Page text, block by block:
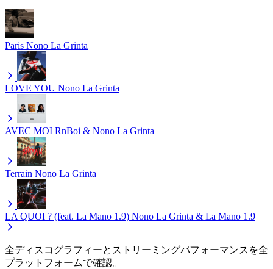
Paris Nono La Grinta
LOVE YOU Nono La Grinta
AVEC MOI RnBoi & Nono La Grinta
Terrain Nono La Grinta
LA QUOI ? (feat. La Mano 1.9) Nono La Grinta & La Mano 1.9
全ディスコグラフィーとストリーミングパフォーマンスを全
プラットフォームで確認。